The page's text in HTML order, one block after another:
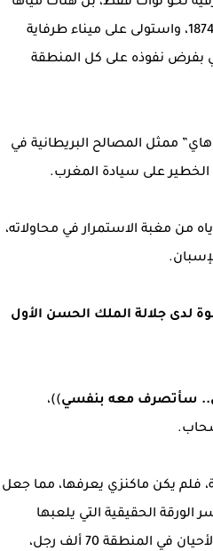
أخرى أخذت تتسرب إلى السفينة حينما جاء النبيل البريطاني ماكنزي سنة 1874، واستولى على ميناء طرفاية
بفرض نفوذه على كل المنطقة
ممثل المصالح البريطانية في
الخطير على سيادة المغرب.
إياه من مغبة الاستمرار في محاولاته،
لدى جلالة الملك الحسن الأول
سأتصرف معه بنفسي))،
فلم يكن ماكنزي يعرفها، مما جعل
الحقيقية التي يلعبها
ماكنزي، الذي استطاع محاربة جيوش الحسن الأول التي بلغت في بعض الأحيان في المنطقة 70 ألف رجل،